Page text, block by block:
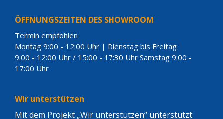
ÖFFNUNGSZEITEN DES SHOWROOM
Termin empfohlen
Montag 9:00 - 12:00 Uhr | Dienstag bis Freitag
9:00 - 12:00 Uhr / 15:00 - 17:30 Uhr Samstag 9:00 -
17:00 Uhr
Wir unterstützen
Mit dem Projekt „Wir unterstützen“ unterstützt